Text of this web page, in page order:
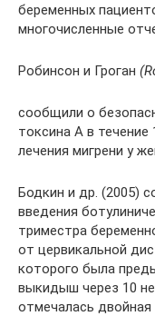
беременных
многочисленные
Робинсон и Гроган
сообщили о
токсина А в
лечения мигрени у
Бодкин и др. (2005)
введения
триместра
от цервикальной
которого была
выкидыш через 10
отмечалась